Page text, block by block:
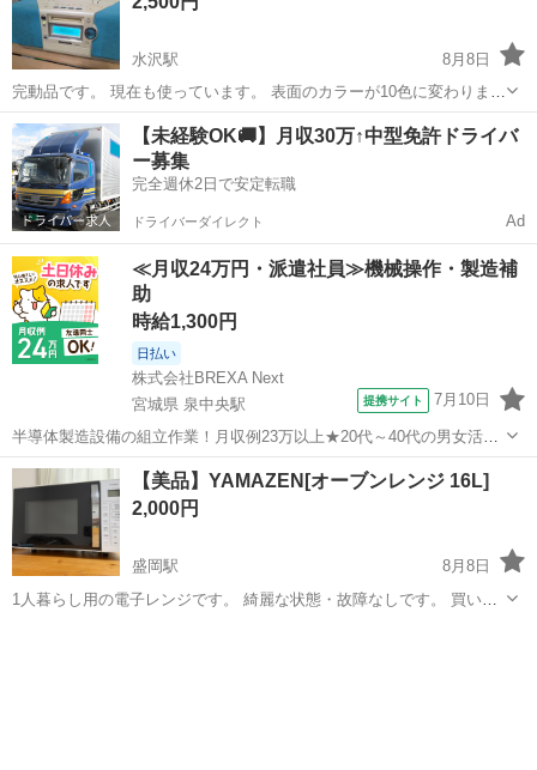
水沢駅
8月8日
完動品です。 現在も使っています。 表面のカラーが10色に変わりま
す。 いい音もしますよ。 家の片付けのための出品です。 いつ取り下
げるかわからないので、お早めにおねがいします。
岩手 奥州市 水沢駅 映像プレーヤー、レコーダー
【未経験OK🚚】月収30万↑中型免許ドライバ
ー募集
完全週休2日で安定転職
ドライバーダイレクト Ad
≪月収24万円・派遣社員≫機械操作・製造補
助
時給1,300円
日払い
株式会社BREXA Next
宮城県 泉中央駅
提携サイト 7月10日
半導体製造設備の組立作業！月収例23万以上★20代～40代の男女活躍
中中！社会保険完備！送迎あり！◎マイカー通勤OK＆無料駐車場完
備！作業着無償貸与◎食堂利用可★《宮城県黒川郡大和町》 人気の工
場のお仕事 ◇半導体製造設備...
宮城 泉中央駅 その他
【美品】YAMAZEN[オーブンレンジ 16L]
2,000円
盛岡駅
8月8日
1人暮らし用の電子レンジです。 綺麗な状態・故障なしです。 買い替